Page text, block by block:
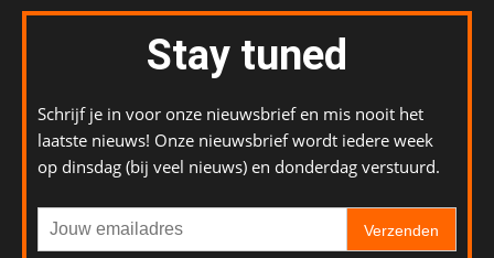
Stay tuned
Schrijf je in voor onze nieuwsbrief en mis nooit het
laatste nieuws! Onze nieuwsbrief wordt iedere week
op dinsdag (bij veel nieuws) en donderdag verstuurd.
Verzenden